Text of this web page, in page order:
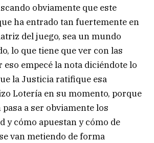
obviamente que este
ha entrado tan fuertemente en
del juego, sea un mundo
lo que tiene que ver con las
eso empecé la nota diciéndote lo
la Justicia ratifique esa
Lotería en su momento, porque
a ser obviamente los
y cómo apuestan y cómo de
van metiendo de forma